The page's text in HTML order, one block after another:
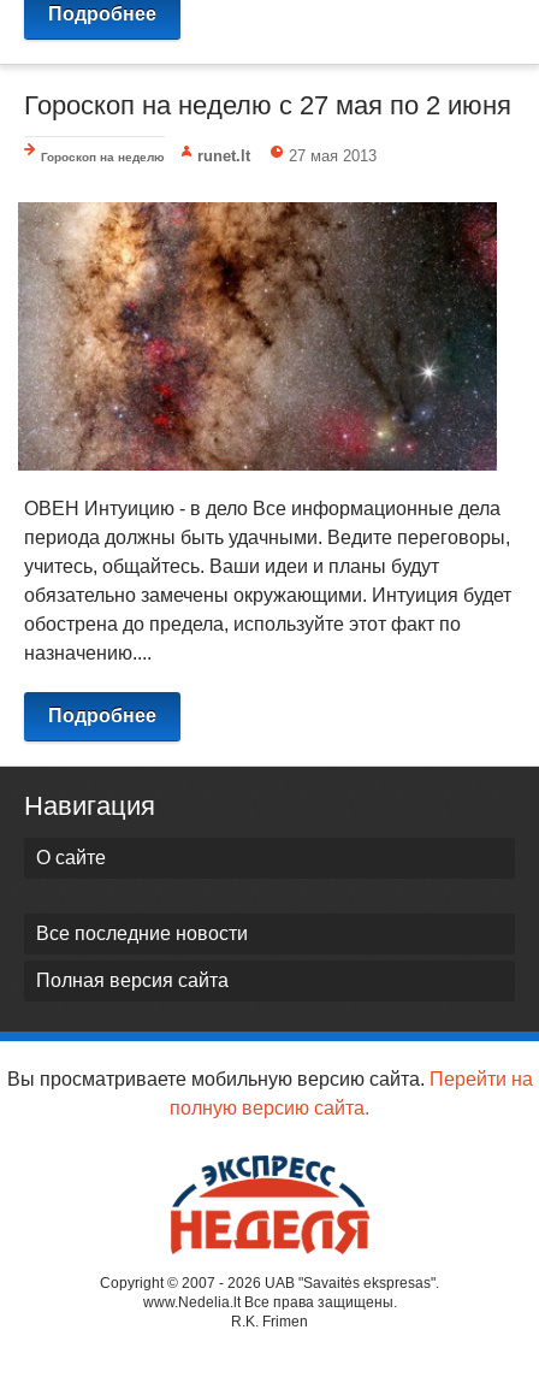
Подробнее
Гороскоп на неделю c 27 мая по 2 июня
Гороскоп на неделю runet.lt 27 мая 2013
ОВЕН Интуицию - в дело Все информационные дела
периода должны быть удачными. Ведите переговоры,
учитесь, общайтесь. Ваши идеи и планы будут
обязательно замечены окружающими. Интуиция будет
обострена до предела, используйте этот факт по
назначению....
Подробнее
Навигация
О сайте
Все последние новости
Полная версия сайта
Вы просматриваете мобильную версию сайта. Перейти на
полную версию сайта.
Copyright © 2007 - 2026 UAB "Savaitės ekspresas".
www.Nedelia.lt Все права защищены.
R.K. Frimen